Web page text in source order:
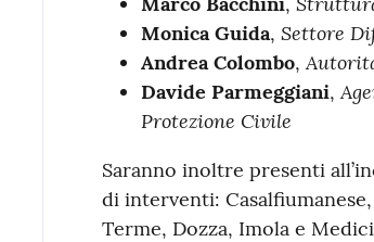
Monica Guida, Settore
Andrea Colombo,
Davide Parmeggiani,
Protezione Civile
Saranno inoltre presenti
di interventi:
Terme, Dozza, Imola e